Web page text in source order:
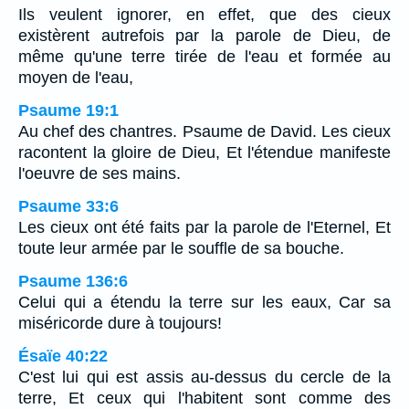
Ils veulent ignorer, en effet, que des cieux
existèrent autrefois par la parole de Dieu, de
même qu'une terre tirée de l'eau et formée au
moyen de l'eau,
Psaume 19:1
Au chef des chantres. Psaume de David. Les cieux
racontent la gloire de Dieu, Et l'étendue manifeste
l'oeuvre de ses mains.
Psaume 33:6
Les cieux ont été faits par la parole de l'Eternel, Et
toute leur armée par le souffle de sa bouche.
Psaume 136:6
Celui qui a étendu la terre sur les eaux, Car sa
miséricorde dure à toujours!
Ésaïe 40:22
C'est lui qui est assis au-dessus du cercle de la
terre, Et ceux qui l'habitent sont comme des